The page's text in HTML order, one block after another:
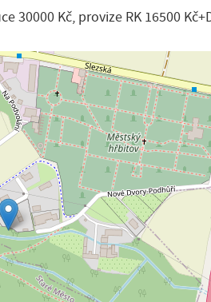
30000 Kč, provize RK 16500